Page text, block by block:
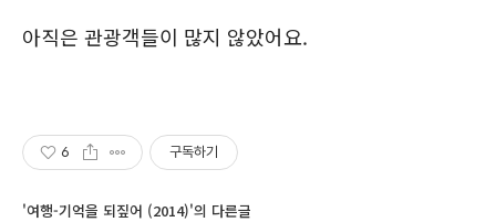
아직은 관광객들이 많지 않았어요.
6 구독하기
'여행-기억을 되짚어 (2014)'의 다른글